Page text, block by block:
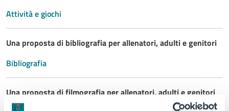
Attività e giochi
Una proposta di bibliografia per allenatori, adulti e genitori
Bibliografia
Una proposta di filmografia per allenatori, adulti e genitori
da guardare anche in famiglia